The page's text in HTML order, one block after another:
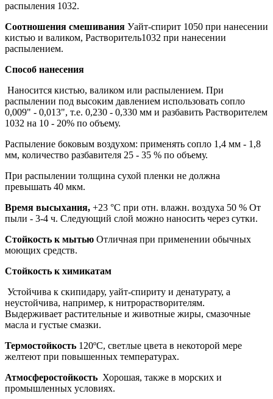
распыления 1032.
Соотношения смешивания Уайт-спирит 1050 при нанесении
кистью и валиком, Растворитель1032 при нанесении
распылением.
Способ нанесения
Наносится кистью, валиком или распылением. При
распылении под высоким давлением использовать сопло
0,009" - 0,013", т.е. 0,230 - 0,330 мм и разбавить Растворителем
1032 на 10 - 20% по объему.
Распыление боковым воздухом: применять сопло 1,4 мм - 1,8
мм, количество разбавителя 25 - 35 % по объему.
При распылении толщина сухой пленки не должна
превышать 40 мкм.
Время высыхания, +23 °C при отн. влажн. воздуха 50 % От
пыли - 3-4 ч. Следующий слой можно наносить через сутки.
Стойкость к мытью Отличная при применении обычных
моющих средств.
Стойкость к химикатам
Устойчива к скипидару, уайт-спириту и денатурату, а
неустойчива, например, к нитрорастворителям.
Выдерживает растительные и животные жиры, смазочные
масла и густые смазки.
Термостойкость 120ºС, светлые цвета в некоторой мере
желтеют при повышенных температурах.
Атмосферостойкость Хорошая, также в морских и
промышленных условиях.